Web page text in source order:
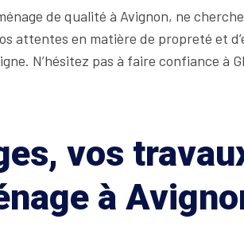
de qualité à Avignon, ne
attentes en matière de propreté et
N’hésitez pas à faire confiance à
vos
à